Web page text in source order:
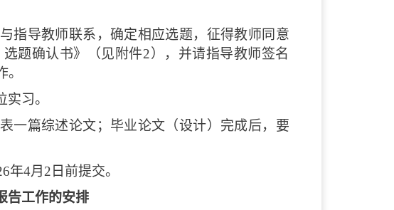
指导教师联系，确定相应选题，征得教师同意
题确认书》（见附件2），并请指导教师签名
习。
一篇综述论文；毕业论文（设计）完成后，要
年4月2日前提交。
告工作的安排